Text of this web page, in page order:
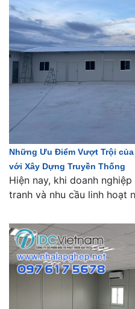
Những Ưu Điểm Vượt Trội
với Xây Dựng Truyền Thống
Hiện nay, khi doanh
tranh và nhu cầu linh hoạt